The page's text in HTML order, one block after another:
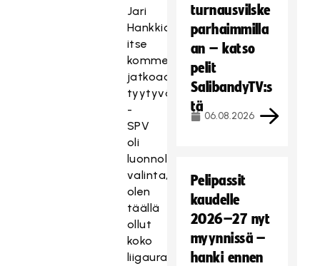
Jari
Hankkio
itse
kommentoi
jatkoaan
tyytyväisenä.
-
SPV
oli
luonnollinen
valinta,
olen
täällä
ollut
koko
liigauran,
turnausvilske
parhaimmilla
an – katso
pelit
SalibandyTV:s
tä
06.08.2026
Pelipassit
kaudelle
2026–27 nyt
myynnissä –
hanki ennen